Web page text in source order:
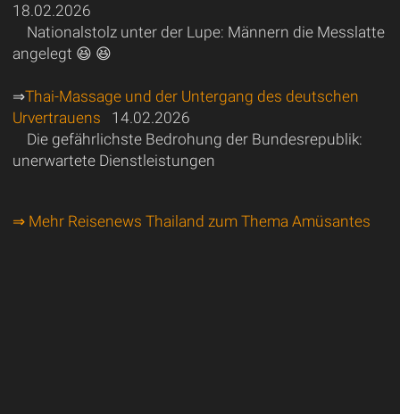
18.02.2026
Nationalstolz unter der Lupe: Männern die Messlatte
angelegt 😆 😆
⇒Thai-Massage und der Untergang des deutschen
Urvertrauens 14.02.2026
Die gefährlichste Bedrohung der Bundesrepublik:
unerwartete Dienstleistungen
⇒ Mehr Reisenews Thailand zum Thema Amüsantes